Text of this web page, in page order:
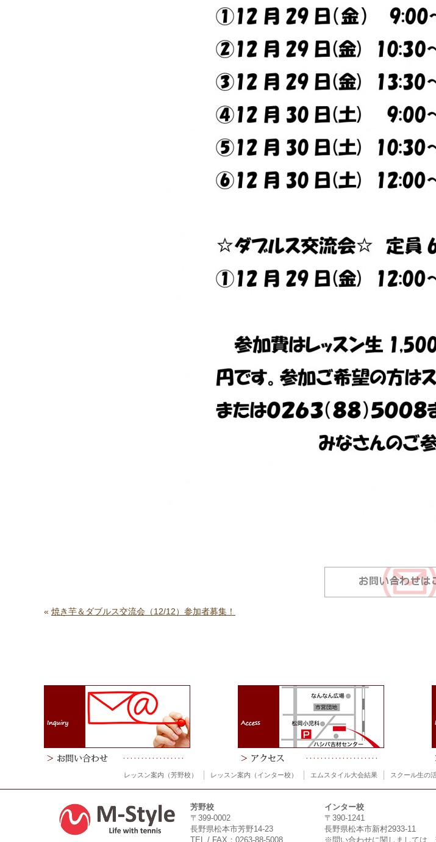
« 焼き芋＆ダブルス交流会（12/12）参加者募集！
レッスン案内（芳野校） レッスン案内（インター校） エムスタイル大会結果 スクール生の
芳野校
〒399-0002
長野県松本市芳野14-23
TEL / FAX：0263-88-5008
インター校
〒390-1241
長野県松本市新村2933-11
※問い合わせに関しましては